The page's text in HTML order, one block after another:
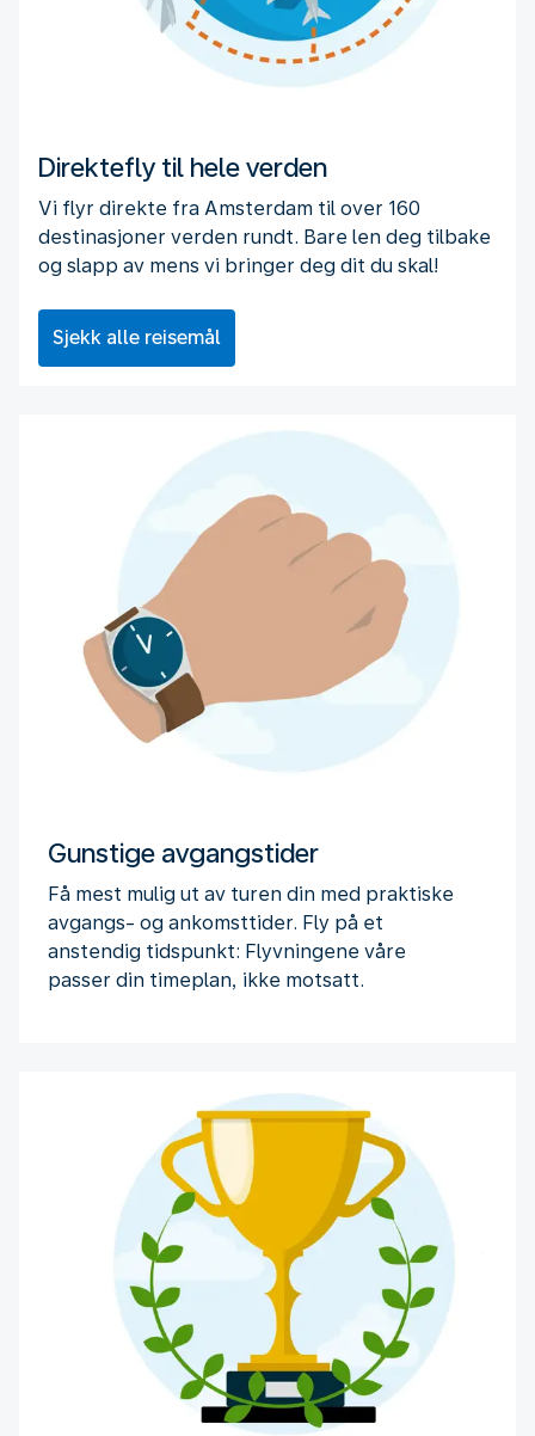
Direktefly til hele verden
Vi flyr direkte fra Amsterdam til over 160
destinasjoner verden rundt. Bare len deg tilbake
og slapp av mens vi bringer deg dit du skal!
Sjekk alle reisemål
Gunstige avgangstider
Få mest mulig ut av turen din med praktiske
avgangs- og ankomsttider. Fly på et
anstendig tidspunkt: Flyvningene våre
passer din timeplan, ikke motsatt.